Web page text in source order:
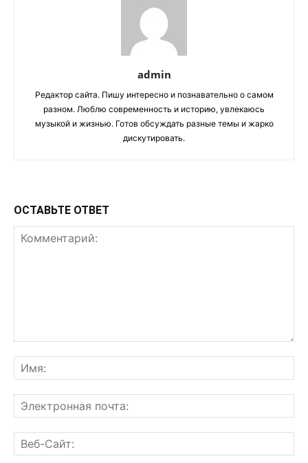
admin
Редактор сайта. Пишу интересно и познавательно о самом
разном. Люблю современность и историю, увлекаюсь
музыкой и жизнью. Готов обсуждать разные темы и жарко
дискутировать.
ОСТАВЬТЕ ОТВЕТ